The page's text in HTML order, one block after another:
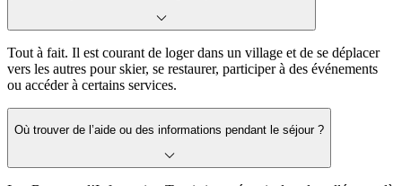
Tout à fait. Il est courant de loger dans un village et de se déplacer
vers les autres pour skier, se restaurer, participer à des événements
ou accéder à certains services.
Où trouver de l’aide ou des informations pendant le séjour ?